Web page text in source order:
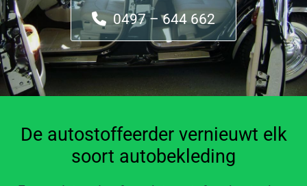
0497 – 644 662
De autostoffeerder vernieuwt elk
soort autobekleding